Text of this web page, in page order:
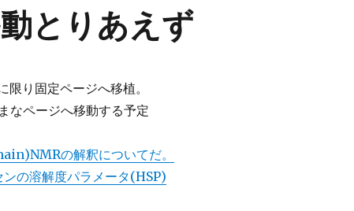
とりあえず
り固定ページへ移植。
なページへ移動する予定
の解釈についてだ。
の溶解度パラメータ(HSP)